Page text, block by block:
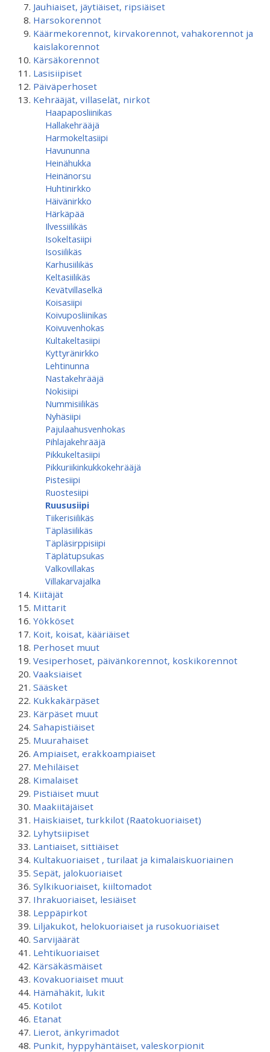
Jauhiaiset, jäytiäiset, ripsiäiset
Harsokorennot
Käärmekorennot, kirvakorennot, vahakorennot ja
kaislakorennot
Kärsäkorennot
Lasisiipiset
Päiväperhoset
Kehrääjät, villaselät, nirkot
Haapaposliinikas
Hallakehrääjä
Harmokeltasiipi
Havununna
Heinähukka
Heinänorsu
Huhtinirkko
Häivänirkko
Härkäpää
Ilvessiilikäs
Isokeltasiipi
Isosiilikäs
Karhusiilikäs
Keltasiilikäs
Kevätvillaselkä
Koisasiipi
Koivuposliinikas
Koivuvenhokas
Kultakeltasiipi
Kyttyränirkko
Lehtinunna
Nastakehrääjä
Nokisiipi
Nummisiilikäs
Nyhäsiipi
Pajulaahusvenhokas
Pihlajakehrääjä
Pikkukeltasiipi
Pikkuriikinkukkokehrääjä
Pistesiipi
Ruostesiipi
Ruususiipi
Tiikerisiilikäs
Täpläsiilikäs
Täpläsirppisiipi
Täplätupsukas
Valkovillakas
Villakarvajalka
Kiitäjät
Mittarit
Yökköset
Koit, koisat, kääriäiset
Perhoset muut
Vesiperhoset, päivänkorennot, koskikorennot
Vaaksiaiset
Sääsket
Kukkakärpäset
Kärpäset muut
Sahapistiäiset
Muurahaiset
Ampiaiset, erakkoampiaiset
Mehiläiset
Kimalaiset
Pistiäiset muut
Maakiitäjäiset
Haiskiaiset, turkkilot (Raatokuoriaiset)
Lyhytsiipiset
Lantiaiset, sittiäiset
Kultakuoriaiset , turilaat ja kimalaiskuoriainen
Sepät, jalokuoriaiset
Sylkikuoriaiset, kiiltomadot
Ihrakuoriaiset, lesiäiset
Leppäpirkot
Liljakukot, helokuoriaiset ja rusokuoriaiset
Sarvijäärät
Lehtikuoriaiset
Kärsäkäsmäiset
Kovakuoriaiset muut
Hämähäkit, lukit
Kotilot
Etanat
Lierot, änkyrimadot
Punkit, hyppyhäntäiset, valeskorpionit